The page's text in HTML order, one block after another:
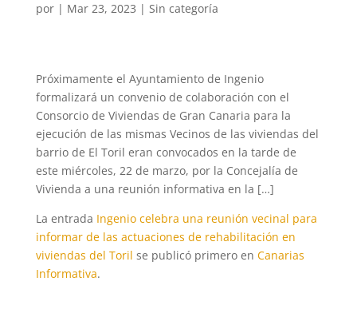
por | Mar 23, 2023 | Sin categoría
Próximamente el Ayuntamiento de Ingenio
formalizará un convenio de colaboración con el
Consorcio de Viviendas de Gran Canaria para la
ejecución de las mismas Vecinos de las viviendas del
barrio de El Toril eran convocados en la tarde de
este miércoles, 22 de marzo, por la Concejalía de
Vivienda a una reunión informativa en la […]
La entrada Ingenio celebra una reunión vecinal para
informar de las actuaciones de rehabilitación en
viviendas del Toril se publicó primero en Canarias
Informativa.